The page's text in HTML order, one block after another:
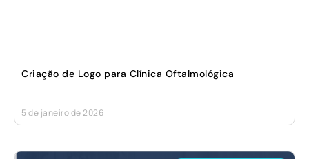
Criação de Logo para Clínica Oftalmológica
5 de janeiro de 2026